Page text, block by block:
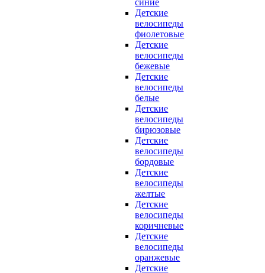
синие
Детские
велосипеды
фиолетовые
Детские
велосипеды
бежевые
Детские
велосипеды
белые
Детские
велосипеды
бирюзовые
Детские
велосипеды
бордовые
Детские
велосипеды
желтые
Детские
велосипеды
коричневые
Детские
велосипеды
оранжевые
Детские